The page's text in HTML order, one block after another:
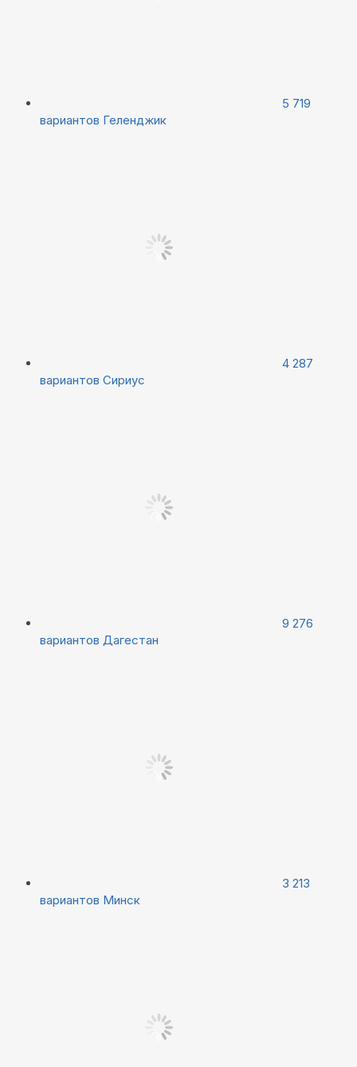
5 719
вариантов Геленджик
4 287
вариантов Сириус
9 276
вариантов Дагестан
3 213
вариантов Минск